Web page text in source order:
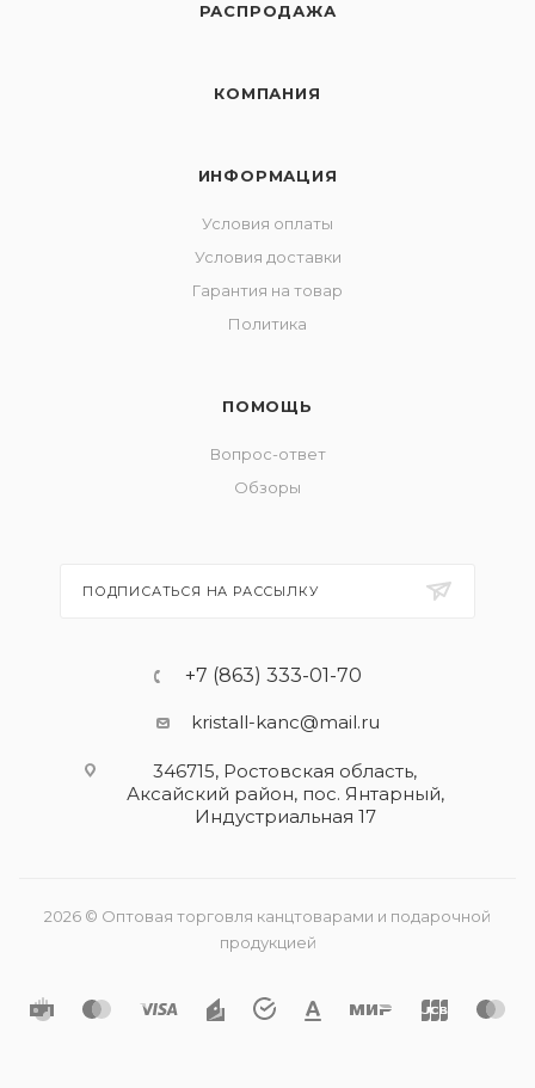
РАСПРОДАЖА
КОМПАНИЯ
ИНФОРМАЦИЯ
Условия оплаты
Условия доставки
Гарантия на товар
Политика
ПОМОЩЬ
Вопрос-ответ
Обзоры
ПОДПИСАТЬСЯ НА РАССЫЛКУ
+7 (863) 333-01-70
kristall-kanc@mail.ru
346715, Ростовская область​,
Аксайский район, пос. Янтарный,
Индустриальная 17
2026 © Оптовая торговля канцтоварами и подарочной
продукцией